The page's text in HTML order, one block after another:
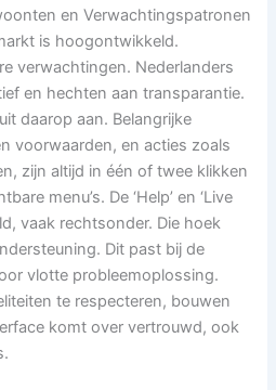
en Verwachtingspatronen
is hoogontwikkeld.
verwachtingen. Nederlanders
en hechten aan transparantie.
daarop aan. Belangrijke
voorwaarden, en acties zoals
zijn altijd in één of twee klikken
menu’s. De ‘Help’ en ‘Live
vaak rechtsonder. Die hoek
Dit past bij de
vlotte probleemoplossing.
te respecteren, bouwen
komt over vertrouwd, ook